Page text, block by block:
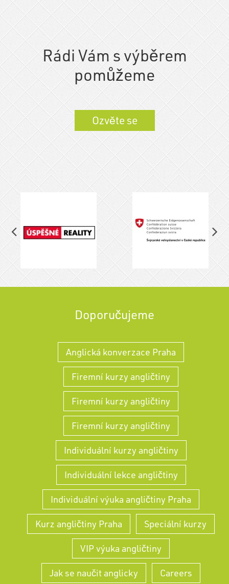
Rádi Vám s výběrem
pomůžeme
Ozvěte se
Doporučujeme
Anglická konverzace Praha
Firemní kurzy angličtiny
Firemní kurzy angličtiny
Firemní kurzy angličtiny
Individuální kurzy angličtiny
Individuální lekce angličtiny
Individuální výuka angličtiny Praha
Kurz angličtiny Praha Speciální kurzy
VIP výuka angličtiny
Jak se naučit anglicky Careers